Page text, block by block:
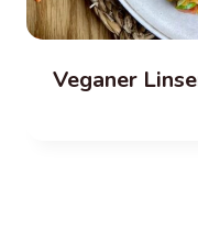
Veganer